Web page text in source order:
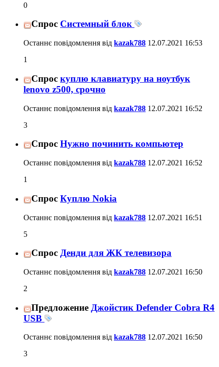
0
Спрос Системный блок
Останнє повідомлення від kazak788 12.07.2021 16:53
1
Спрос куплю клавиатуру на ноутбук
lenovo z500, срочно
Останнє повідомлення від kazak788 12.07.2021 16:52
3
Спрос Нужно починить компьютер
Останнє повідомлення від kazak788 12.07.2021 16:52
1
Спрос Куплю Nokia
Останнє повідомлення від kazak788 12.07.2021 16:51
5
Спрос Денди для ЖК телевизора
Останнє повідомлення від kazak788 12.07.2021 16:50
2
Предложение Джойстик Defender Cobra R4
USB
Останнє повідомлення від kazak788 12.07.2021 16:50
3